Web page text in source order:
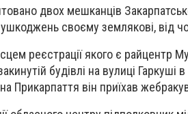
двох мешканців
своєму землякові, від
реєстрації якого є райцентр
будівлі на вулиці Гаркуші
Прикарпаття він приїхав